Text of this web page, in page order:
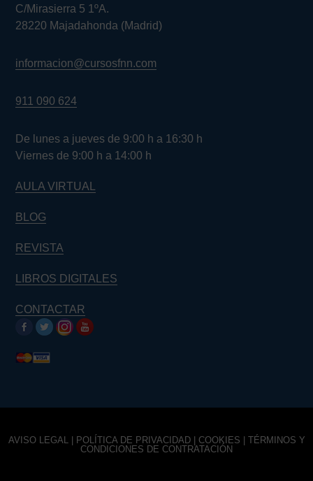
C/Mirasierra 5 1ºA.
28220 Majadahonda (Madrid)
informacion@cursosfnn.com
911 090 624
De lunes a jueves de 9:00 h a 16:30 h
Viernes de 9:00 h a 14:00 h
AULA VIRTUAL
BLOG
REVISTA
LIBROS DIGITALES
CONTACTAR
AVISO LEGAL| POLÍTICA DE PRIVACIDAD| COOKIES
TÉRMINOS Y
CONDICIONES DE CONTRATACIÓN